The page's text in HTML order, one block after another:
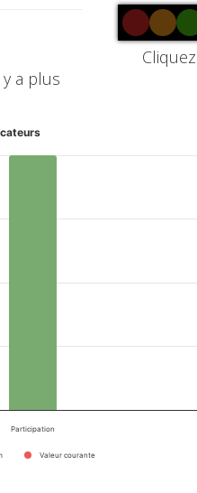
a plus
Valeur courante
Participation